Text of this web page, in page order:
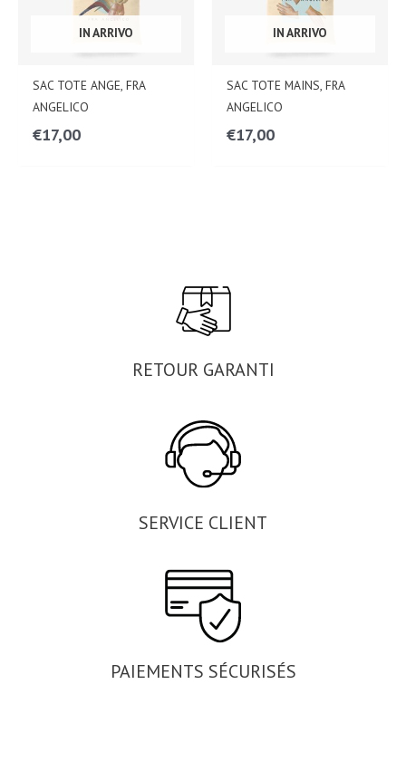
IN ARRIVO
SAC TOTE ANGE, FRA
ANGELICO
€17,00
IN ARRIVO
SAC TOTE MAINS, FRA
ANGELICO
€17,00
RETOUR GARANTI
SERVICE CLIENT
PAIEMENTS SÉCURISÉS